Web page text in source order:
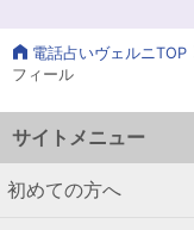
電話占いヴェルニTOP
フィール
サイトメニュー
初めての方へ